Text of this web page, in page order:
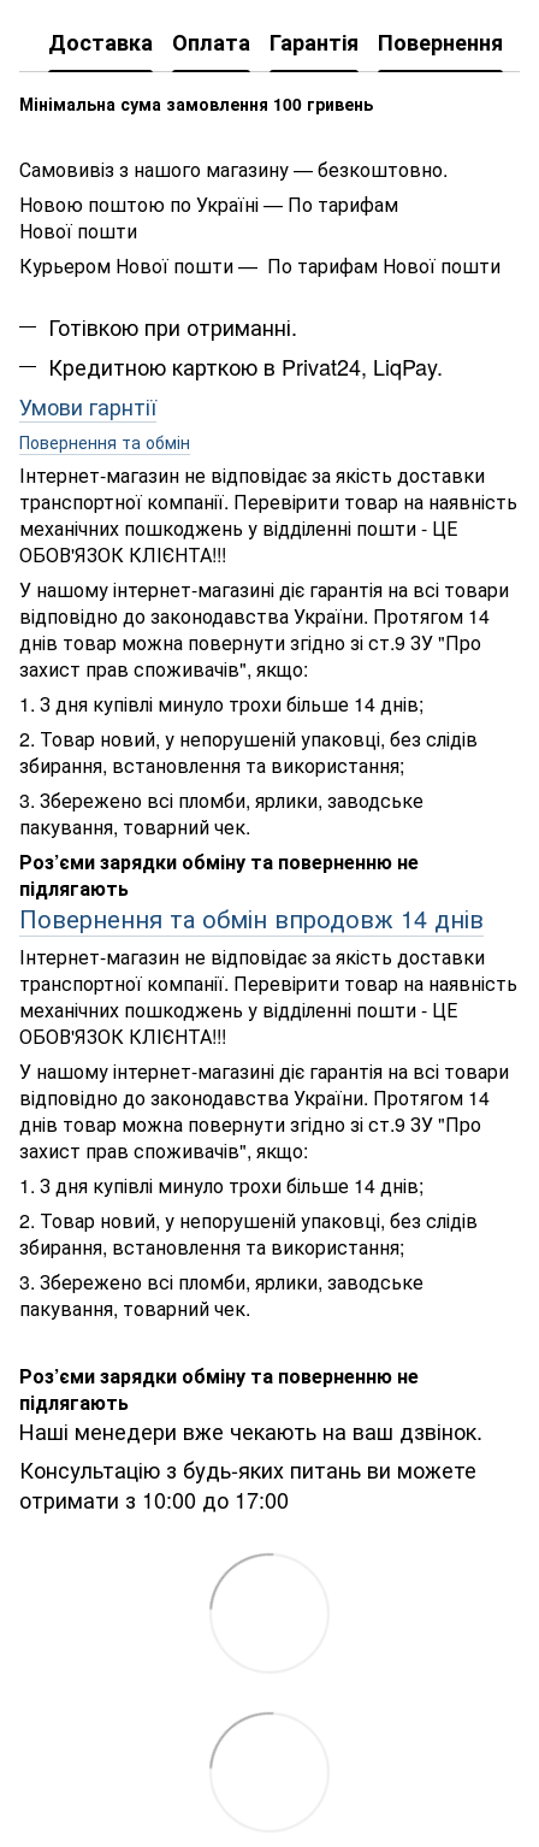
Доставка Оплата Гарантія Повернення
Мінімальна сума замовлення 100 гривень
Самовивіз з нашого магазину — безкоштовно.
Новою поштою по Україні — По тарифам
Нової пошти
Курьером Нової пошти — По тарифам Нової пошти
Готівкою при отриманні.
Кредитною карткою в Privat24, LiqPay.
Умови гарнтії
Повернення та обмін
Інтернет-магазин не відповідає за якість доставки
транспортної компанії. Перевірити товар на наявність
механічних пошкоджень у відділенні пошти - ЦЕ
ОБОВ'ЯЗОК КЛІЄНТА!!!
У нашому інтернет-магазині діє гарантія на всі товари
відповідно до законодавства України. Протягом 14
днів товар можна повернути згідно зі ст.9 ЗУ "Про
захист прав споживачів", якщо:
1. З дня купівлі минуло трохи більше 14 днів;
2. Товар новий, у непорушеній упаковці, без слідів
збирання, встановлення та використання;
3. Збережено всі пломби, ярлики, заводське
пакування, товарний чек.
Роз’єми зарядки обміну та поверненню не
підлягають
Повернення та обмін впродовж 14 днів
Інтернет-магазин не відповідає за якість доставки
транспортної компанії. Перевірити товар на наявність
механічних пошкоджень у відділенні пошти - ЦЕ
ОБОВ'ЯЗОК КЛІЄНТА!!!
У нашому інтернет-магазині діє гарантія на всі товари
відповідно до законодавства України. Протягом 14
днів товар можна повернути згідно зі ст.9 ЗУ "Про
захист прав споживачів", якщо:
1. З дня купівлі минуло трохи більше 14 днів;
2. Товар новий, у непорушеній упаковці, без слідів
збирання, встановлення та використання;
3. Збережено всі пломби, ярлики, заводське
пакування, товарний чек.
Роз’єми зарядки обміну та поверненню не
підлягають
Наші менедери вже чекають на ваш дзвінок.
Консультацію з будь-яких питань ви можете
отримати з 10:00 до 17:00